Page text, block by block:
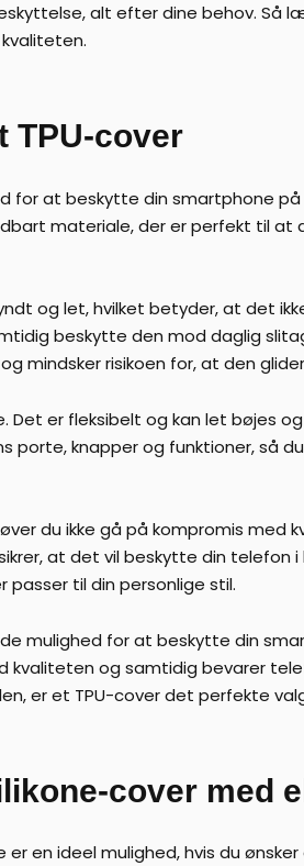
alt efter dine behov. Så
TPU-cover
for at beskytte din smartphone
materiale, der er perfekt til
og let, hvilket betyder, at det
beskytte den mod daglig
mindsker risikoen for, at den
Det er fleksibelt og kan let bøjes
porte, knapper og funktioner, så
du ikke gå på kompromis
at det vil beskytte din telefon
til din personlige stil.
mulighed for at beskytte din
og samtidig bevarer
er et TPU-cover det perfekte
cover med
en ideel mulighed, hvis du